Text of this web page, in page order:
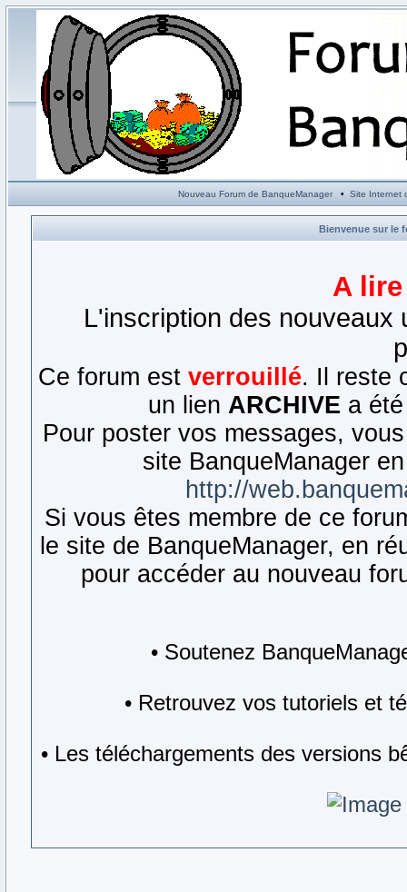
Nouveau Forum de BanqueManager• Site Internet
Bienvenue sur le
A
L'inscription des
Ce forum est verrouillé. Il reste
un lien ARCHIVE a
Pour poster vos messages,
site BanqueManager
http://
Si vous êtes membre de ce
le site de BanqueManager, en
pour accéder au nouveau
• Soutenez
• Retrouvez vos tutoriels et
• Les téléchargements des versions